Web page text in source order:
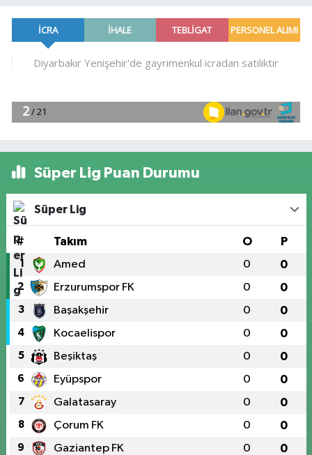
Süper Lig Puan Durumu
Süper Lig
# Takım O P
1 Amed 0 0
2 Erzurumspor FK 0 0
3 Başakşehir 0 0
4 Kocaelispor 0 0
5 Beşiktaş 0 0
6 Eyüpspor 0 0
7 Galatasaray 0 0
8 Çorum FK 0 0
9 Gaziantep FK 0 0